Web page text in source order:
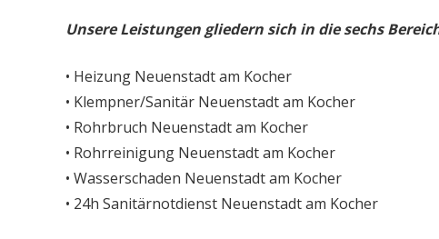
Unsere Leistungen gliedern sich in die sechs
• Heizung Neuenstadt am Kocher
• Klempner/Sanitär Neuenstadt am Kocher
• Rohrbruch Neuenstadt am Kocher
• Rohrreinigung Neuenstadt am Kocher
• Wasserschaden Neuenstadt am Kocher
• 24h Sanitärnotdienst Neuenstadt am Kocher